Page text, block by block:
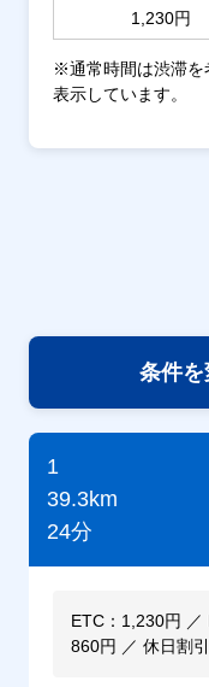
1,230円
※通常時間は渋滞を
表示しています。
条件
1
39.3km
24分
ETC：1,230円 ／
860円 ／ 休日割